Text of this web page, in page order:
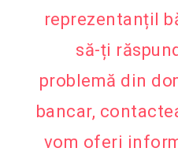
reprezentanțiI
să-ți
problemă din
bancar,
vom oferi